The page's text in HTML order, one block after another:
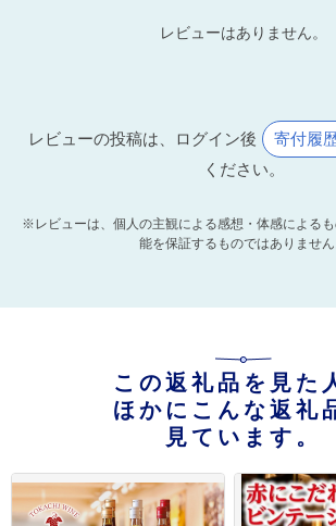
レビューはありません。
レビューの投稿は、ログイン後 寄付履
ください。
※レビューは、個人の主観による感想・体感による
能を保証するものではありません
この返礼品を見た
ほかにこんな返礼
見ています。